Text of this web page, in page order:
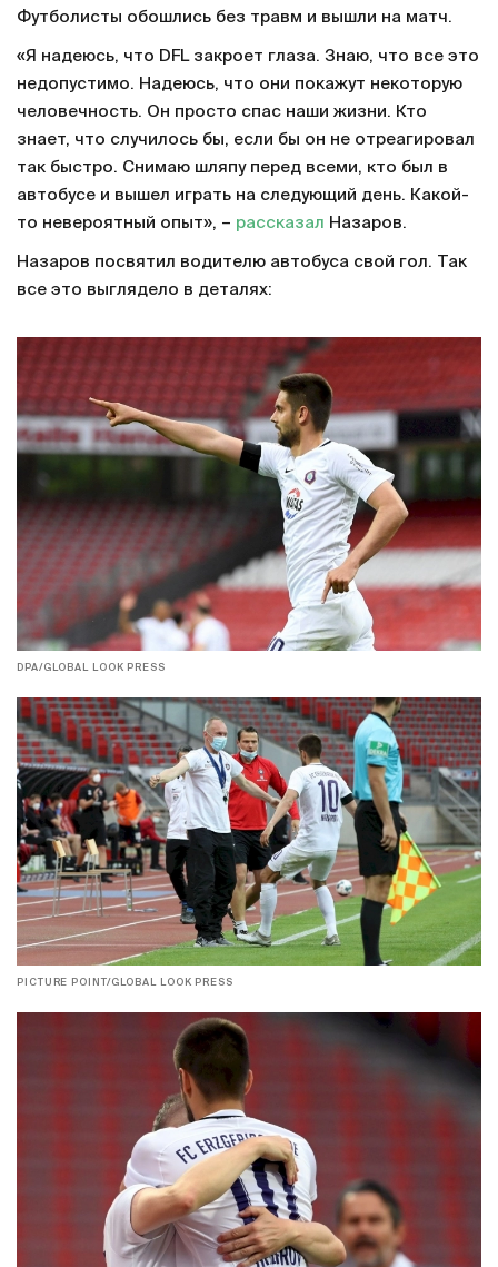
Футболисты обошлись без травм и вышли на матч.
«Я надеюсь, что DFL закроет глаза. Знаю, что все это
недопустимо. Надеюсь, что они покажут некоторую
человечность. Он просто спас наши жизни. Кто
знает, что случилось бы, если бы он не отреагировал
так быстро. Снимаю шляпу перед всеми, кто был в
автобусе и вышел играть на следующий день. Какой-
то невероятный опыт», – рассказал Назаров.
Назаров посвятил водителю автобуса свой гол. Так
все это выглядело в деталях:
DPA/GLOBAL LOOK PRESS
PICTURE POINT/GLOBAL LOOK PRESS